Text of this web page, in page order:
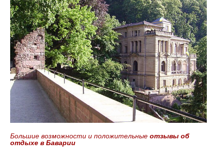
Большие возможности и положительныеотзывы об
отдыхе в Баварии